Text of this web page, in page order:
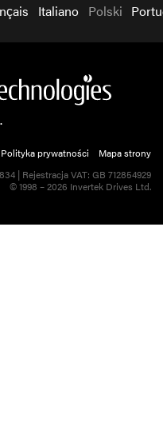
Italiano Polski
Polityka prywatności
Mapa strony
| Rejestracja VAT: GB 712854929
© 1998 – 2026 Invertek Drives Ltd.